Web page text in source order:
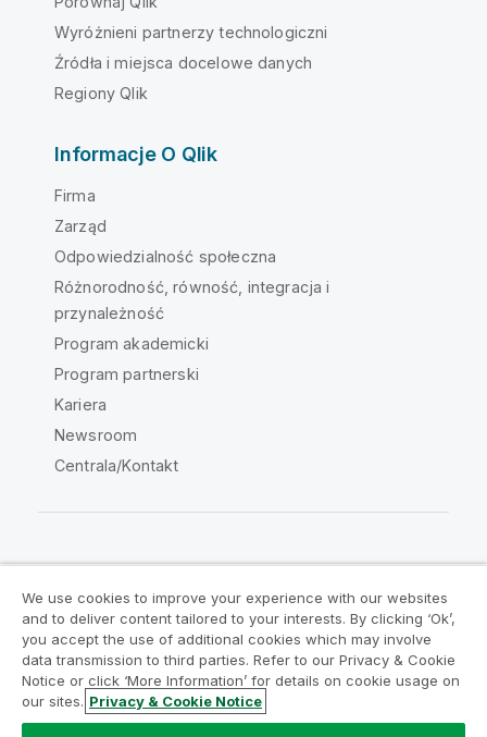
Wyróżnieni partnerzy technologiczni
Źródła i miejsca docelowe danych
Regiony Qlik
Informacje O Qlik
Firma
Zarząd
Odpowiedzialność społeczna
Różnorodność, równość, integracja i
przynależność
Program akademicki
Program partnerski
Kariera
Newsroom
Centrala/Kontakt
Umowy prawne
Warunki produktu
Legal Policies
Legal Policies
Warunki korzystania
Znaki towarowe
Do Not Share My Info
We use cookies to improve your experience with our websites
and to deliver content tailored to your interests. By clicking ‘Ok’,
you accept the use of additional cookies which may involve
data transmission to third parties. Refer to our Privacy & Cookie
Notice or click ‘More Information’ for details on cookie usage on
our sites. Privacy & Cookie Notice